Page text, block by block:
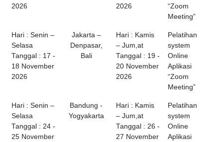
2026
2026
“Zoom
Meeting”
Hari : Senin –
Selasa
Tanggal : 17 -
18 November
2026
Jakarta –
Denpasar,
Bali
Hari : Kamis
– Jum,at
Tanggal : 19 -
20 November
2026
Pelatihan
system
Online
Aplikasi
“Zoom
Meeting”
Hari : Senin –
Selasa
Tanggal : 24 -
25 November
Bandung -
Yogyakarta
Hari : Kamis
– Jum,at
Tanggal : 26 -
27 November
Pelatihan
system
Online
Aplikasi